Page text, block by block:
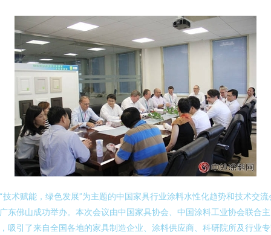
技术赋能，绿色发展”为主题的中国家具行业涂料水性化趋势和技术交流
东佛山成功举办。本次会议由中国家具协会、中国涂料工业协会联合主
吸引了来自全国各地的家具制造企业、涂料供应商、科研院所及行业